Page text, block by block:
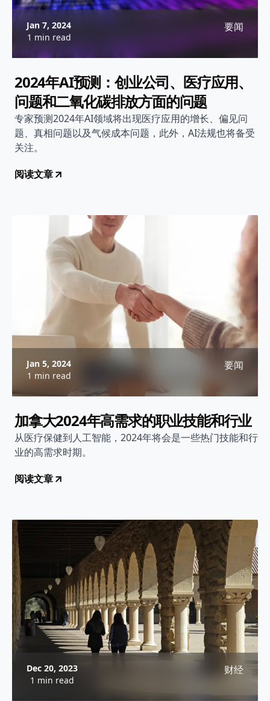
Jan 7, 2024
1 min read
要闻
2024年AI预测：创业公司、医疗应用、
问题和二氧化碳排放方面的问题
专家预测2024年AI领域将出现医疗应用的增长、偏见问
题、真相问题以及气候成本问题，此外，AI法规也将备受
关注。
阅读文章
Jan 5, 2024
1 min read
要闻
加拿大2024年高需求的职业技能和行业
从医疗保健到人工智能，2024年将会是一些热门技能和行
业的高需求时期。
阅读文章
Dec 20, 2023
1 min read
财经